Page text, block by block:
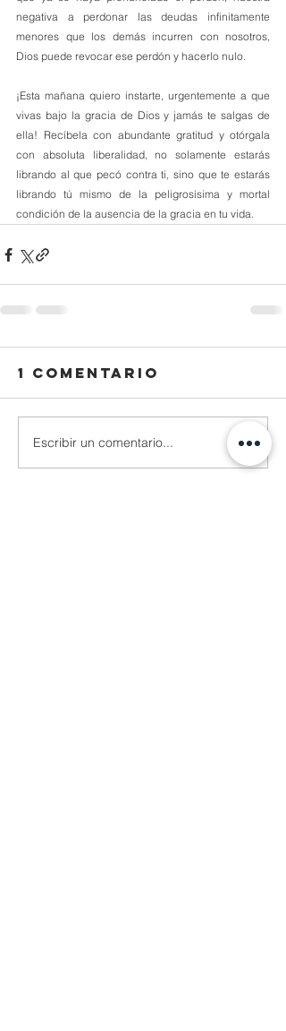
negativa a perdonar las deudas infinitamente
menores que los demás incurren con nosotros,
Dios puede revocar ese perdón y hacerlo nulo.
¡Esta mañana quiero instarte, urgentemente a que
vivas bajo la gracia de Dios y jamás te salgas de
ella! Recíbela con abundante gratitud y otórgala
con absoluta liberalidad, no solamente estarás
librando al que pecó contra ti, sino que te estarás
librando tú mismo de la peligrosísima y mortal
condición de la ausencia de la gracia en tu vida.
1 comentario
Escribir un comentario...